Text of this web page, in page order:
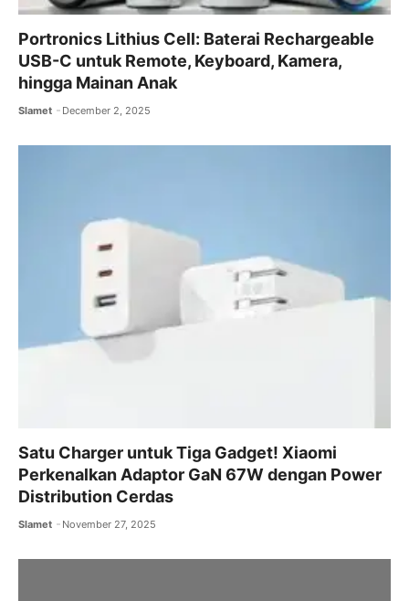
Portronics Lithius Cell: Baterai Rechargeable
USB-C untuk Remote, Keyboard, Kamera,
hingga Mainan Anak
Slamet December 2, 2025
Satu Charger untuk Tiga Gadget! Xiaomi
Perkenalkan Adaptor GaN 67W dengan Power
Distribution Cerdas
Slamet November 27, 2025